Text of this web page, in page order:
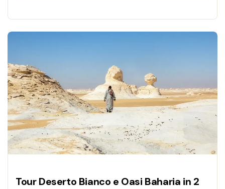
Tour Deserto Bianco e Oasi Baharia in 2